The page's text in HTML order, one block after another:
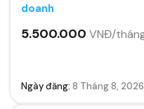
doanh
5.500.000 VNĐ/
Ngày đăng: 8 Tháng 8, 2026